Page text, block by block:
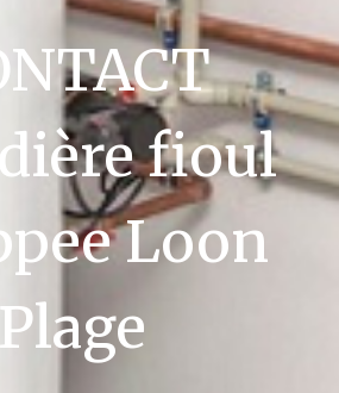
fioul
Loon
Plage